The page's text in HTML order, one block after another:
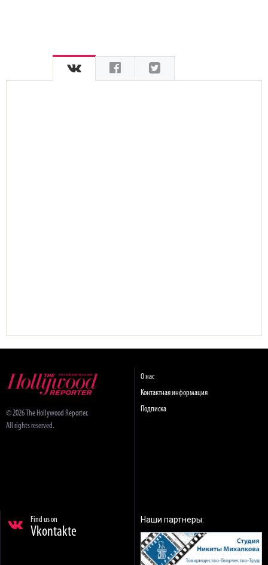
© 2026 The Hollywood Reporter.
All rights reserved.
О нас
Контактная информация
Подписка
Find us on
Vkontakte
Наши партнеры: